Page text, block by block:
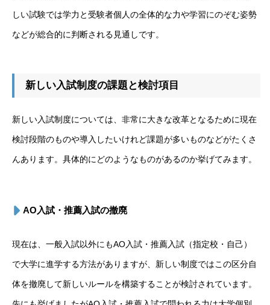
しい試験では学力と受験者個人の全体的な力や学習にのぞむ姿勢
などが総合的に判断される見通しです。
新しい入試制度の課題と検討項目
新しい入試制度については、非常に大きな改革となるために現在
検討段階のものや導入したいけれど課題が多いものなどがたくさ
んあります。具体的にどのようなものがあるのか挙げてみます。
AO入試・推薦入試の撤廃
現在は、一般入試以外にもAO入試・推薦入試（指定校・自己）
で大学に進学する方法がありますが、新しい制度ではこの区分自
体を撤廃して新しいルールを構築することが検討されています。